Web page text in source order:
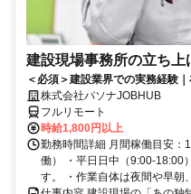
建設現場事務所の立ち上
＜必須＞建設業界での実務経験
株式会社パソナJOBHUB
フルリモート
時給1,800円以上
勤務時間詳細 月間稼働目安：
働） ・平日日中（9:00-18:00
す。 ・作業自体は夜間や早朝